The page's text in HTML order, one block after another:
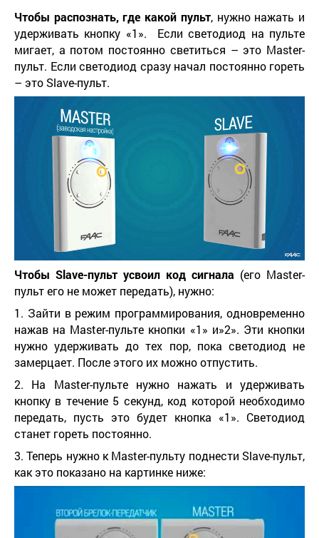
Чтобы распознать, где какой пульт, нужно нажать и
удерживать кнопку «1». Если светодиод на пульте
мигает, а потом постоянно светиться – это Master-
пульт. Если светодиод сразу начал постоянно гореть
– это Slave-пульт.
Чтобы Slave-пульт усвоил код сигнала (его Master-
пульт его не может передать), нужно:
1. Зайти в режим программирования, одновременно
нажав на Master-пульте кнопки «1» и»2». Эти кнопки
нужно удерживать до тех пор, пока светодиод не
замерцает. После этого их можно отпустить.
2. На Master-пульте нужно нажать и удерживать
кнопку в течение 5 секунд, код которой необходимо
передать, пусть это будет кнопка «1». Светодиод
станет гореть постоянно.
3. Теперь нужно к Master-пульту поднести Slave-пульт,
как это показано на картинке ниже: